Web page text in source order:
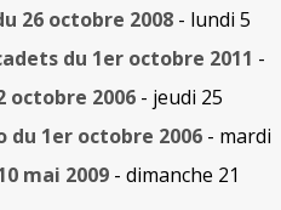
26 octobre 2008 - lundi 5
du 1er octobre 2011 -
octobre 2006 - jeudi 25
du 1er octobre 2006 - mardi
mai 2009 - dimanche 21